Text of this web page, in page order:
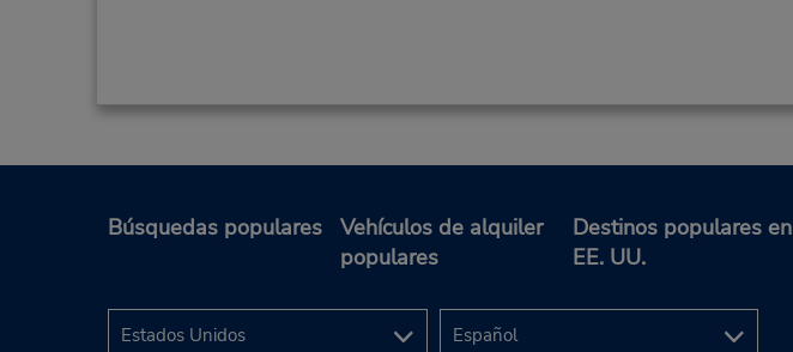
Dirección:
Hall 3 Suivre Sortie Belcier,
127 Rue des Terres de Borde,
Teléfono:
820611674
Búsquedas populares
Vehículos de alquiler
populares
Destinos populares en
EE. UU.